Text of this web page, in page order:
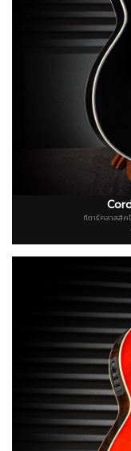
กีตาร์คลาสสิค